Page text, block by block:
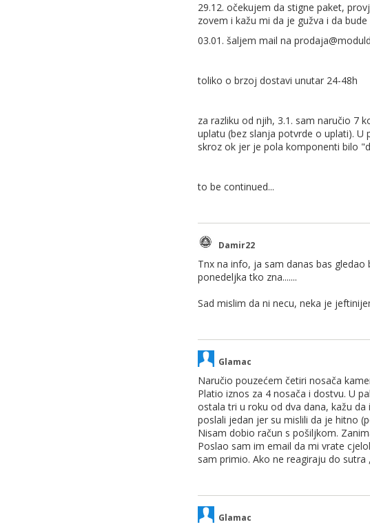
29.12. očekujem da stigne paket,
zovem i kažu mi da je gužva i da
03.01. šaljem mail na
toliko o brzoj dostavi unutar 24-48h
za razliku od njih, 3.1. sam naručio 7
uplatu (bez slanja potvrde o uplati).
skroz ok jer je pola komponenti bilo
to be continued...
Damir22
Tnx na info, ja sam danas bas
ponedeljka tko zna.......
Sad mislim da ni necu, neka je
Glamac
Naručio pouzećem četiri nosača
Platio iznos za 4 nosača i dostvu. U
ostala tri u roku od dva dana, kažu
poslali jedan jer su mislili da je hitno
Nisam dobio račun s pošiljkom.
Poslao sam im email da mi vrate
sam primio. Ako ne reagiraju do
Glamac